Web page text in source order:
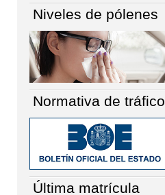
Niveles de pólenes
Normativa de tráfico
Última matrícula